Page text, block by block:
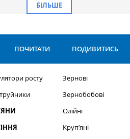
БІЛЬШЕ
ПОЧИТАТИ ПОДИВИТИСЬ
росту
Зернові
Зернобобові
Олійні
Круп’яні